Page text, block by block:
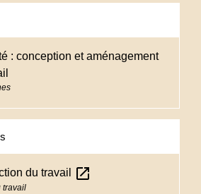
: conception et aménagement
du travail open_in_new
travail